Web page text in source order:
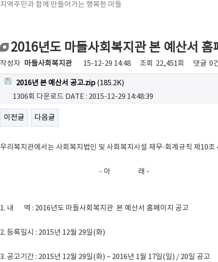
지역주민과 함께 만들어가는 행복한 마들
2016년도 마들사회복지관 본 예산서 홈
작성자 마들사회복지관 15-12-29 14:48 조회 22,451회 댓글 0
2016년 본 예산서 공고.zip (185.2K)
1306회 다운로드 DATE : 2015-12-29 14:48:39
이전글 다음글
우리복지관에서는 사회복지법인 및 사회복지시설 재무·회계규칙 제10
- 아 래 -
1. 내 역 : 2016년도 마들사회복지관 본 예산서 홈페이지 공고
2. 등록일시 : 2015년 12월 29일(화)
3. 공고기간 : 2015년 12월 29일(화) ~ 2016년 1월 17일(일) / 20일 공고